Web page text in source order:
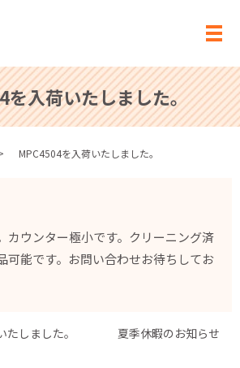
メ
を入荷いたしました。
MPC4504を入荷いたしました。
カウンター極小です。クリーニング済
可能です。お問い合わせお待ちしてお
しました。 夏季休暇のお知らせ